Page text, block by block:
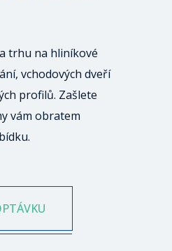
trhu na hliníkové
vchodových dveří
profilů. Zašlete
vám obratem